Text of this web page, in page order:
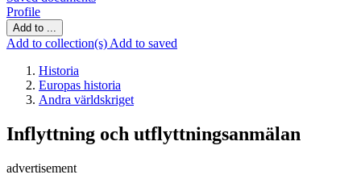
Profile
Add to ...
Add to collection(s) Add to saved
Historia
Europas historia
Andra världskriget
Inflyttning och utflyttningsanmälan
advertisement